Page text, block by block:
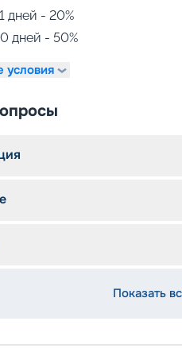
дней - 20%
дней - 50%
условия
Показать